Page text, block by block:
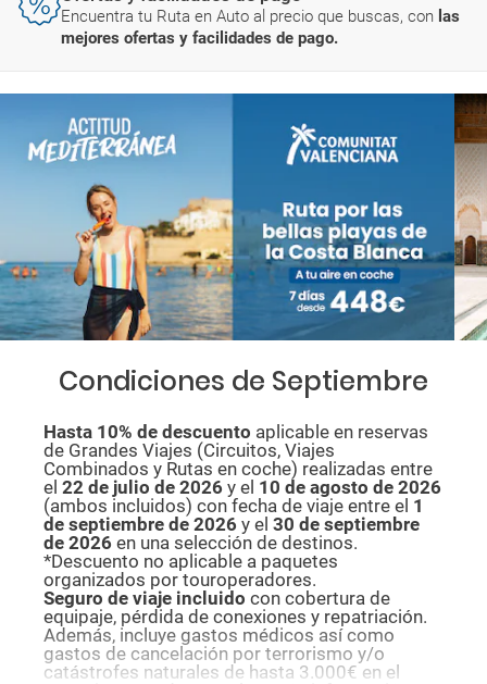
Encuentra tu Ruta en Auto al precio que buscas, con las
mejores ofertas y facilidades de pago.
Condiciones de Septiembre
Hasta 10% de descuento aplicable en reservas
de Grandes Viajes (Circuitos, Viajes
Combinados y Rutas en coche) realizadas entre
el 22 de julio de 2026 y el 10 de agosto de 2026
(ambos incluidos) con fecha de viaje entre el 1
de septiembre de 2026 y el 30 de septiembre
de 2026 en una selección de destinos.
*Descuento no aplicable a paquetes
organizados por touroperadores.
Seguro de viaje incluido con cobertura de
equipaje, pérdida de conexiones y repatriación.
Además, incluye gastos médicos así como
gastos de cancelación por terrorismo y/o
catástrofes naturales de hasta 3.000€ en el